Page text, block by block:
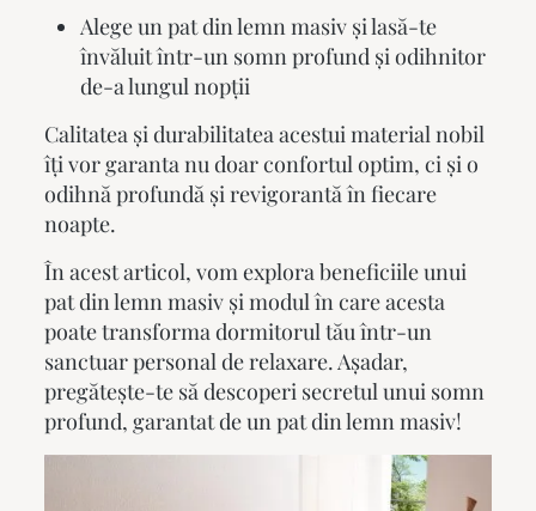
Alege un pat din lemn masiv și lasă-te
învăluit într-un somn profund și odihnitor
de-a lungul nopții
Calitatea și durabilitatea acestui material nobil
îți vor garanta nu doar confortul optim, ci și o
odihnă profundă și revigorantă în fiecare
noapte.
În acest articol, vom explora beneficiile unui
pat din lemn masivși modul în care acesta
poate transforma dormitorul tău într-un
sanctuar personal de relaxare. Așadar,
pregătește-te să descoperi secretul unui somn
profund, garantat de unpat din lemn masiv!